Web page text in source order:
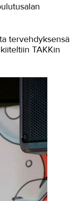
tervehdyksensä
TAKKin